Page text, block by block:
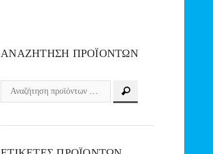
ΑΝΑΖΉΤΗΣΗ ΠΡΟΪΌΝΤΩΝ